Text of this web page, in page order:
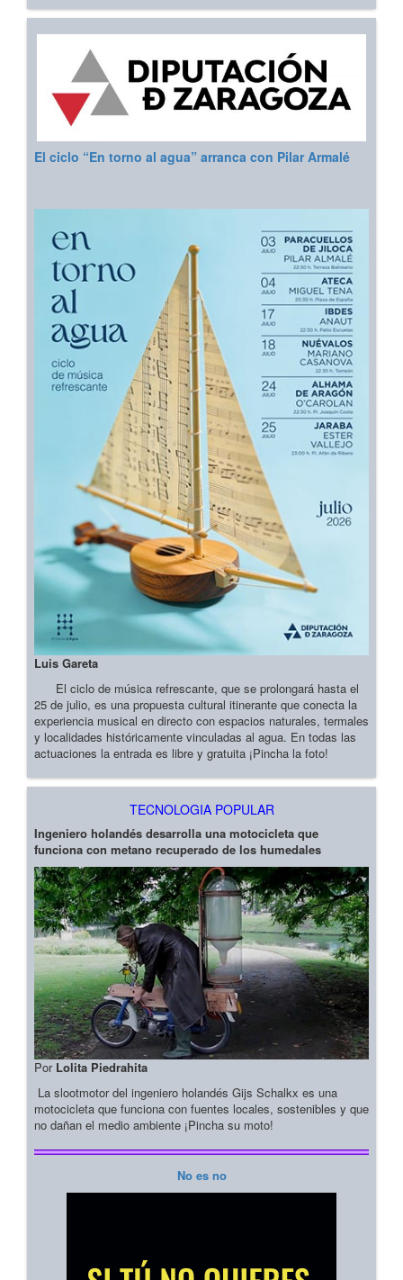
El ciclo “En torno al agua” arranca con Pilar Armalé
Luis Gareta
El ciclo de música refrescante, que se prolongará hasta el
25 de julio, es una propuesta cultural itinerante que conecta la
experiencia musical en directo con espacios naturales, termales
y localidades históricamente vinculadas al agua. En todas las
actuaciones la entrada es libre y gratuita ¡Pincha la foto!
TECNOLOGIA POPULAR
Ingeniero holandés desarrolla una motocicleta que
funciona con metano recuperado de los humedales
Por Lolita Piedrahita
La slootmotor del ingeniero holandés Gijs Schalkx es una
motocicleta que funciona con fuentes locales, sostenibles y que
no dañan el medio ambiente ¡Pincha su moto!
No es no